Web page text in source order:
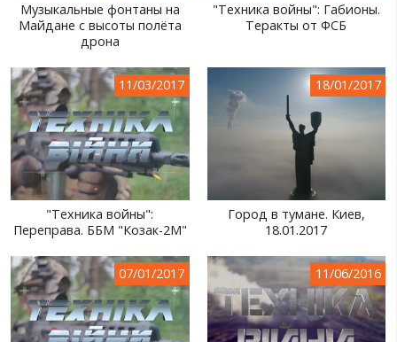
Музыкальные фонтаны на
Майдане с высоты полёта
дрона
"Техника войны": Габионы.
Теракты от ФСБ
11/03/2017
"Техника войны":
Переправа. ББМ "Козак-2М"
18/01/2017
Город в тумане. Киев,
18.01.2017
07/01/2017 11/06/2016